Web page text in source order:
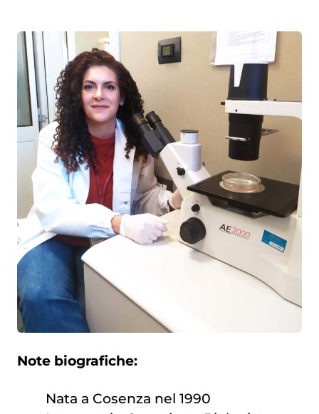
Note biografiche:
Nata a Cosenza nel 1990